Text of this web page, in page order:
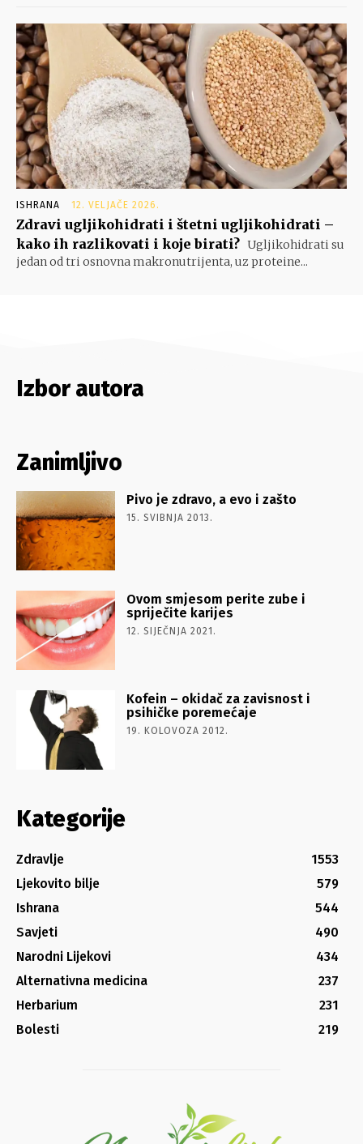
ISHRANA 12. VELJAČE 2026.
Zdravi ugljikohidrati i štetni ugljikohidrati –
kako ih razlikovati i koje birati? Ugljikohidrati su
jedan od tri osnovna makronutrijenta, uz proteine...
Izbor autora
Zanimljivo
Pivo je zdravo, a evo i zašto
15. SVIBNJA 2013.
Ovom smjesom perite zube i
spriječite karijes
12. SIJEČNJA 2021.
Kofein – okidač za zavisnost i
psihičke poremećaje
19. KOLOVOZA 2012.
Kategorije
Zdravlje
1553
Ljekovito bilje
579
Ishrana
544
Savjeti
490
Narodni Lijekovi
434
Alternativna medicina
237
Herbarium
231
Bolesti
219